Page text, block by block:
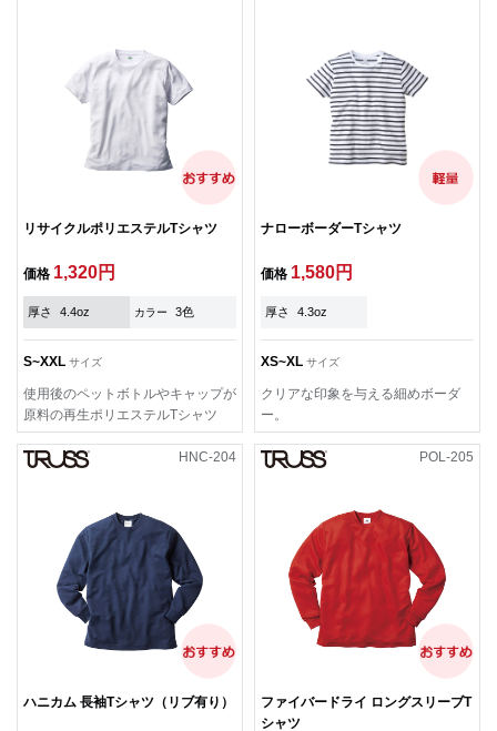
リサイクルポリエステルTシャツ
価格 1,320円
厚さ 4.4oz カラー 3色
S~XXL サイズ
使用後のペットボトルやキャップが
原料の再生ポリエステルTシャツ
ナローボーダーTシャツ
価格 1,580円
厚さ 4.3oz
XS~XL サイズ
クリアな印象を与える細めボーダ
ー。
HNC-204
ハニカム 長袖Tシャツ（リブ有り）
POL-205
ファイバードライ ロングスリーブT
シャツ